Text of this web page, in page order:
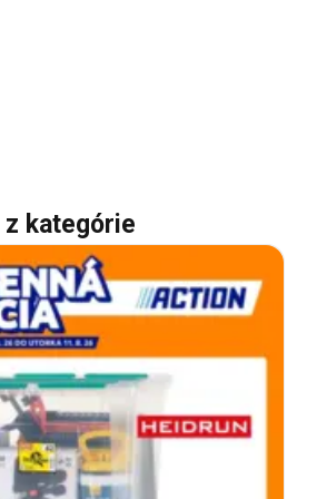
kategórie